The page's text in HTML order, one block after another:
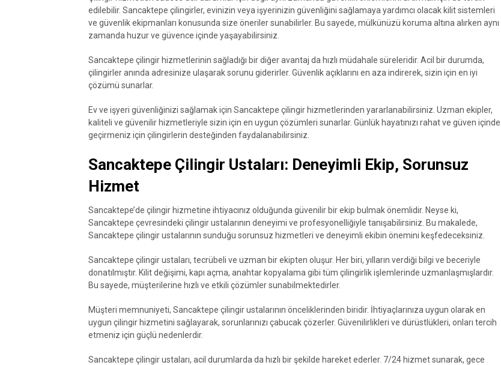
edilebilir. Sancaktepe çilingirler, evinizin veya işyerinizin güvenliğini sağlamaya yardımcı olacak kilit sistemleri
ve güvenlik ekipmanları konusunda size öneriler sunabilirler. Bu sayede, mülkünüzü koruma altına alırken aynı
zamanda huzur ve güvence içinde yaşayabilirsiniz.
Sancaktepe çilingir hizmetlerinin sağladığı bir diğer avantaj da hızlı müdahale süreleridir. Acil bir durumda,
çilingirler anında adresinize ulaşarak sorunu giderirler. Güvenlik açıklarını en aza indirerek, sizin için en iyi
çözümü sunarlar.
Ev ve işyeri güvenliğinizi sağlamak için Sancaktepe çilingir hizmetlerinden yararlanabilirsiniz. Uzman ekipler,
kaliteli ve güvenilir hizmetleriyle sizin için en uygun çözümleri sunarlar. Günlük hayatınızı rahat ve güven içinde
geçirmeniz için çilingirlerin desteğinden faydalanabilirsiniz.
Sancaktepe Çilingir Ustaları: Deneyimli Ekip, Sorunsuz
Hizmet
Sancaktepe’de çilingir hizmetine ihtiyacınız olduğunda güvenilir bir ekip bulmak önemlidir. Neyse ki,
Sancaktepe çevresindeki çilingir ustalarının deneyimi ve profesyonelliğiyle tanışabilirsiniz. Bu makalede,
Sancaktepe çilingir ustalarının sunduğu sorunsuz hizmetleri ve deneyimli ekibin önemini keşfedeceksiniz.
Sancaktepe çilingir ustaları, tecrübeli ve uzman bir ekipten oluşur. Her biri, yılların verdiği bilgi ve beceriyle
donatılmıştır. Kilit değişimi, kapı açma, anahtar kopyalama gibi tüm çilingirlik işlemlerinde uzmanlaşmışlardır.
Bu sayede, müşterilerine hızlı ve etkili çözümler sunabilmektedirler.
Müşteri memnuniyeti, Sancaktepe çilingir ustalarının önceliklerinden biridir. İhtiyaçlarınıza uygun olarak en
uygun çilingir hizmetini sağlayarak, sorunlarınızı çabucak çözerler. Güvenilirlikleri ve dürüstlükleri, onları tercih
etmeniz için güçlü nedenlerdir.
Sancaktepe çilingir ustaları, acil durumlarda da hızlı bir şekilde hareket ederler. 7/24 hizmet sunarak, gece